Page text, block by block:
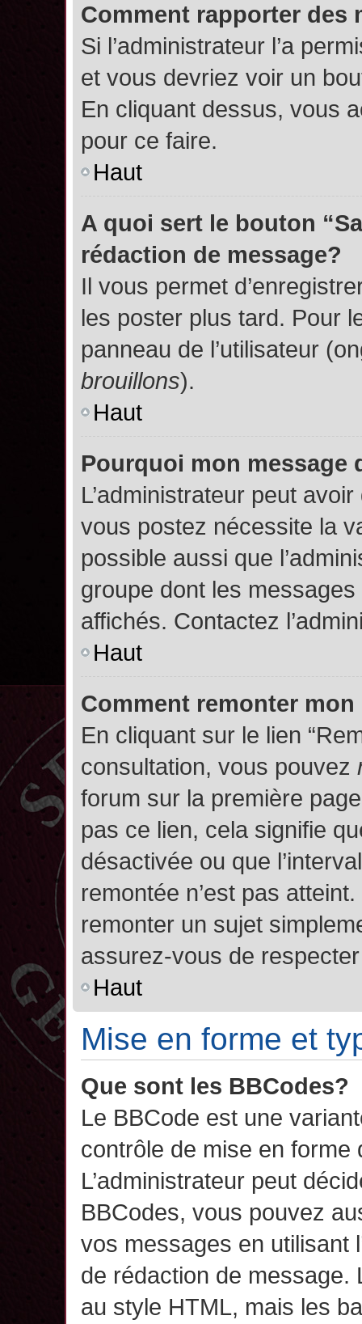
Comment rapporter des
Si l’administrateur l’a
et vous devriez voir un
En cliquant dessus, vous
pour ce faire.
Haut
A quoi sert le bouton
rédaction de message?
Il vous permet
les poster plus tard. Pour
panneau de l’utilisateur
brouillons).
Haut
Pourquoi mon message
L’administrateur peut
vous postez nécessite la
possible aussi que
groupe dont les
affichés. Contactez
Haut
Comment remonter
En cliquant sur le lien
consultation, vous pouvez
forum sur la première
pas ce lien, cela signifie
désactivée ou que
remontée n’est pas
remonter un sujet
assurez-vous de
Haut
Mise en forme et
Que sont les BBCodes?
Le BBCode est une
contrôle de mise en forme
L’administrateur peut
BBCodes, vous pouvez
vos messages en utilisant
de rédaction de message.
au style HTML, mais les